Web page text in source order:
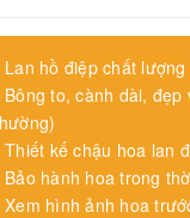
Lan hồ điệp chất lượng
Bông to, cành dài,
Thiết kế chậu hoa lan
Bảo hành hoa trong
Xem hình ảnh hoa